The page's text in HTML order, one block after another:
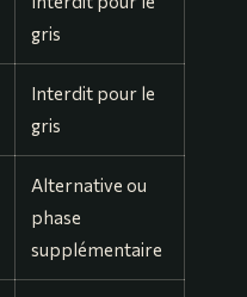
gris
Interdit pour le
gris
Alternative ou
phase
supplémentaire